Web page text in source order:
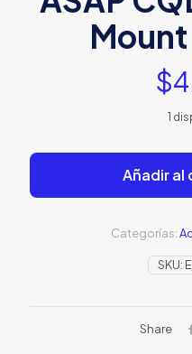
$
1
Añadir al
SKU:
Categorías:
Share